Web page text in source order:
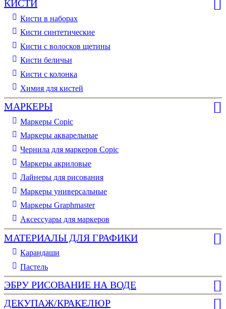
КИСТИ
Кисти в наборах
Кисти синтетические
Кисти с волосков щетины
Кисти беличьи
Кисти с колонка
Химия для кистей
МАРКЕРЫ
Маркеры Copic
Маркеры акварельные
Чернила для маркеров Copic
Маркеры акриловые
Лайнеры для рисования
Маркеры универсальные
Маркеры Graphmaster
Аксессуары для маркеров
МАТЕРИАЛЫ ДЛЯ ГРАФИКИ
Карандаши
Пастель
ЭБРУ РИСОВАНИЕ НА ВОДЕ
ДЕКУПАЖ/КРАКЕЛЮР